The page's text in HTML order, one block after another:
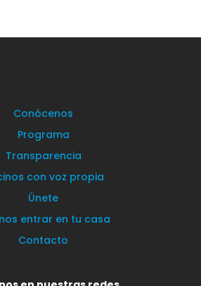
Conócenos
Programa
Transparencia
con voz propia
Únete
entrar en tu casa
Contacto